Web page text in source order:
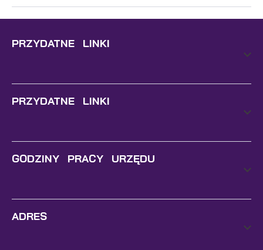
PRZYDATNE LINKI
PRZYDATNE LINKI
GODZINY PRACY URZĘDU
ADRES